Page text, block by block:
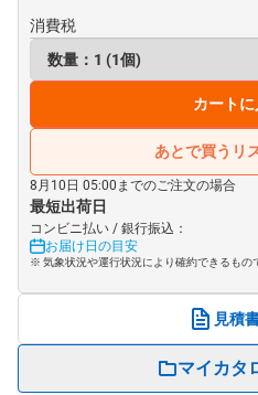
消費税
カート
あとで買うリ
8月10日 05:00までのご注文の場合
最短出荷日
コンビニ払い / 銀行振込：
お届け日の目安
※ 気象状況や運行状況により確約できるもの
見積
マイカタ